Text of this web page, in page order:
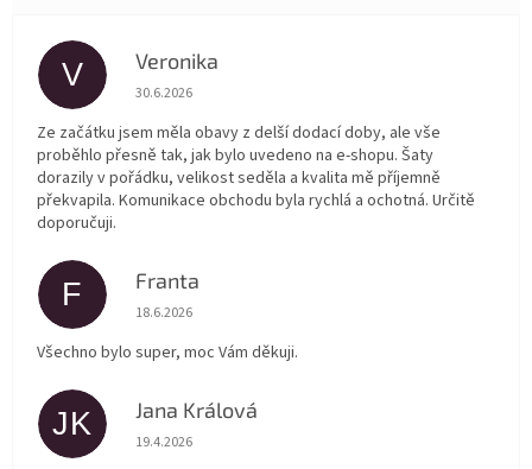
V Veronika
Hodnocení obchodu je 5 z 5 hvězdiček.
30.6.2026
Ze začátku jsem měla obavy z delší dodací doby, ale vše
proběhlo přesně tak, jak bylo uvedeno na e-shopu. Šaty
dorazily v pořádku, velikost seděla a kvalita mě příjemně
překvapila. Komunikace obchodu byla rychlá a ochotná. Určitě
doporučuji.
F Franta
Hodnocení obchodu je 5 z 5 hvězdiček.
18.6.2026
Všechno bylo super, moc Vám děkuji.
JK Jana Králová
Hodnocení obchodu je 5 z 5 hvězdiček.
19.4.2026